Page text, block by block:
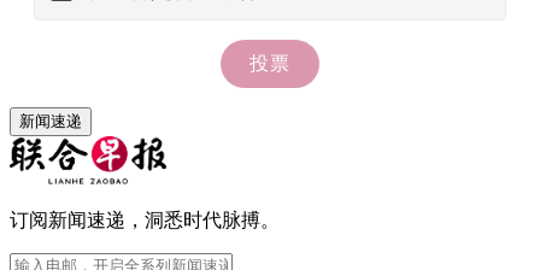
新闻速递
订阅新闻速递，洞悉时代脉搏。